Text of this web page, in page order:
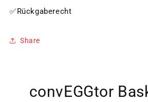
✅Rückgaberecht
Share
convEGGtor